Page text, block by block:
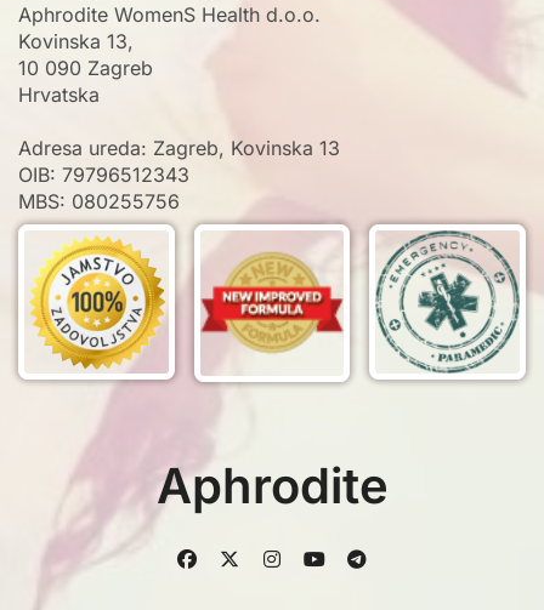
Aphrodite WomenS Health d.o.o.
Kovinska 13,
10 090 Zagreb
Hrvatska
Adresa ureda: Zagreb, Kovinska 13
OIB: 79796512343
MBS: 080255756
Aphrodite